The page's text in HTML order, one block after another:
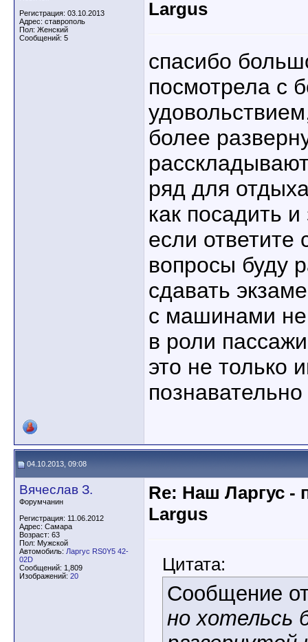
Регистрация: 03.10.2013
Адрес: ставрополь
Пол: Женский
Сообщений: 5
Largus
спасибо
посмотрела с
более
ряд для
как посадить
если ответите
вопросы буду
сдавать
с машинами не
в роли
это не только
познавательно
04.10.2013, 09:08
Вячеслав З.
Форумчанин
Регистрация: 11.06.2012
Адрес: Самара
Возраст: 63
Пол: Мужской
Автомобиль: Ларгус RS0Y5 42-
02D
Сообщений: 1,809
Изображений: 20
Re: Наш Ларгус -
Largus
Цитата:
Сообщение
но хотельсь